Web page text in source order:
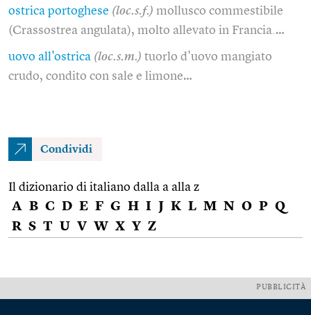
ostrica portoghese (loc.s.f.) mollusco commestibile
(Crassostrea angulata), molto allevato in Francia.…
uovo all'ostrica (loc.s.m.) tuorlo d'uovo mangiato
crudo, condito con sale e limone…
Condividi
Il dizionario di italiano dalla a alla z
A B C D E F G H I J K L M N O P Q
R S T U V W X Y Z
PUBBLICITÀ